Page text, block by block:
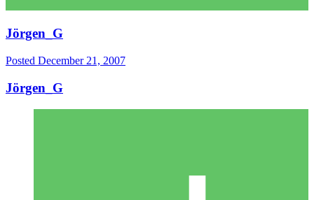
Jörgen_G
Posted December 21, 2007
Jörgen_G